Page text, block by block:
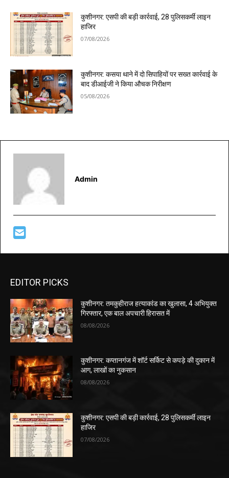
कुशीनगर: एसपी की बड़ी कार्रवाई, 28 पुलिसकर्मी लाइन
हाजिर
07/08/2026
कुशीनगर: कसया थाने में दो सिपाहियों पर सख्त कार्रवाई के
बाद डीआईजी ने किया औचक निरीक्षण
05/08/2026
Admin
EDITOR PICKS
कुशीनगर: तमकुहीराज हत्याकांड का खुलासा, 4 अभियुक्त
गिरफ्तार, एक बाल अपचारी हिरासत में
08/08/2026
कुशीनगर: कप्तानगंज में शॉर्ट सर्किट से कपड़े की दुकान में
आग, लाखों का नुकसान
08/08/2026
कुशीनगर: एसपी की बड़ी कार्रवाई, 28 पुलिसकर्मी लाइन
हाजिर
07/08/2026